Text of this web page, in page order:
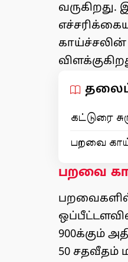
காய்ச்சலின்
கட்டுரை
பறவை
பறவை
900க்கும்
50 சதவீதம்